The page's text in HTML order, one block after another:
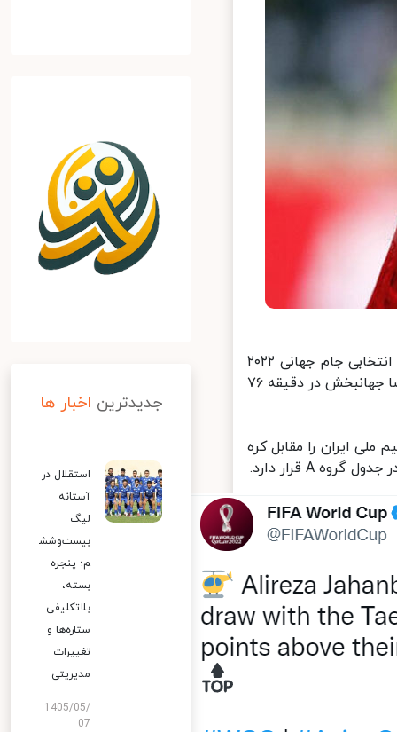
خبرآنلاین: تیم های ملی فوتبال ایران و کره جنوبی در چارچوب هفته چهارم انتخابی جام جهانی ۲۰۲۲
قطر، در ورزشگاه آزادی به تساوی یک بر یک رضایت دادند. در این بازی علیرضا جهانبخش در دقیقه ۷۶
ایران را مقابل کره
جدیدترین اخبار ها
استقلال در
آستانه
لیگ
بیست‌وشش
م؛ پنجره
بسته،
بلاتکلیفی
ستاره‌ها و
تغییرات
مدیریتی
1405/05/
07